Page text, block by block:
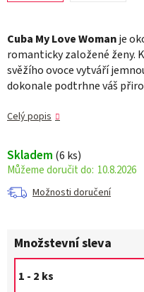
Cuba My Love Womanje
romanticky založené ženy.
svěžího ovoce vytváří
dokonale podtrhne váš
Celý popis
Skladem (6 ks)
10.8.2026
Možnosti doručení
Množstevní sleva
1 - 2 ks